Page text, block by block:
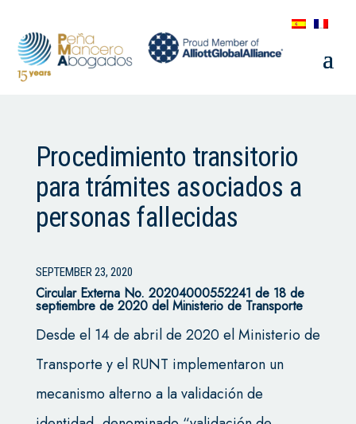
Procedimiento transitorio
para trámites asociados a
personas fallecidas
SEPTEMBER 23, 2020
Circular Externa No. 20204000552241 de 18 de
septiembre de 2020 del Ministerio de Transporte
Desde el 14 de abril de 2020 el Ministerio de
Transporte y el RUNT implementaron un
mecanismo alterno a la validación de